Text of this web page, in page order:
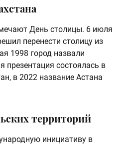
День столицы. 6 июля
перенести столицу из
1998 город назвали
презентация состоялась в
в 2022 название Астана
территорий
инициативу в